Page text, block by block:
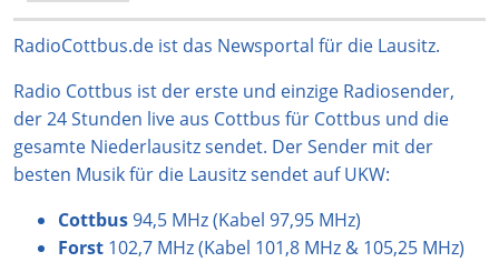
a
g
a
m
o
k
s
A
p
u
b
b
o
k
RadioCottbus.de ist das Newsportal für die Lausitz.
Radio Cottbus ist der erste und einzige Radiosender,
der 24 Stunden live aus Cottbus für Cottbus und die
gesamte Niederlausitz sendet. Der Sender mit der
besten Musik für die Lausitz sendet auf UKW:
Cottbus94,5 MHz (Kabel 97,95 MHz)
Forst 102,7 MHz (Kabel 101,8 MHz & 105,25 MHz)